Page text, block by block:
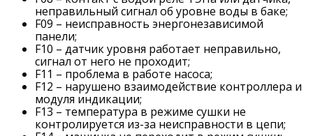
неправильный сигнал об уровне воды в баке;
F09 – неисправность энергонезависимой
панели;
F10 – датчик уровня работает неправильно,
сигнал от него не проходит;
F11 – проблема в работе насоса;
F12 – нарушено взаимодействие контроллера и
модуля индикации;
F13 – температура в режиме сушки не
контролируется из-за неисправности в цепи;